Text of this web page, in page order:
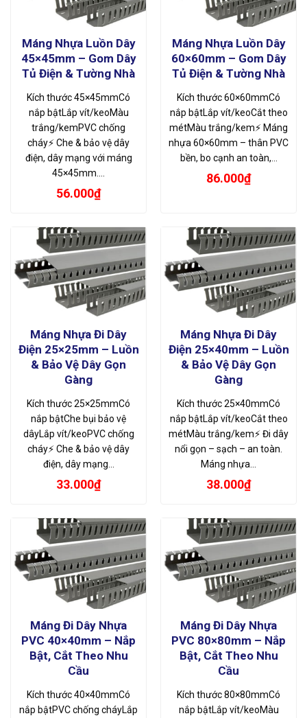
Máng Nhựa Luồn Dây
45×45mm – Gom Dây
Tủ Điện & Tường Nhà
Kích thước 45×45mmCó
nắp bậtLắp vít/keoMàu
trắng/kemPVC chống
cháy⚡ Che & bảo vệ dây
điện, dây mạng với máng
45×45mm.…
56.000₫
Máng Nhựa Luồn Dây
60×60mm – Gom Dây
Tủ Điện & Tường Nhà
Kích thước 60×60mmCó
nắp bậtLắp vít/keoCắt theo
métMàu trắng/kem⚡ Máng
nhựa 60×60mm – thân PVC
bền, bo cạnh an toàn,…
86.000₫
Máng Nhựa Đi Dây
Điện 25×25mm – Luồn
& Bảo Vệ Dây Gọn
Gàng
Kích thước 25×25mmCó
nắp bậtChe bụi bảo vệ
dâyLắp vít/keoPVC chống
cháy⚡ Che & bảo vệ dây
điện, dây mạng…
33.000₫
Máng Nhựa Đi Dây
Điện 25×40mm – Luồn
& Bảo Vệ Dây Gọn
Gàng
Kích thước 25×40mmCó
nắp bậtLắp vít/keoCắt theo
métMàu trắng/kem⚡ Đi dây
nổi gọn – sạch – an toàn.
Máng nhựa…
38.000₫
Máng Đi Dây Nhựa
PVC 40×40mm – Nắp
Bật, Cắt Theo Nhu
Cầu
Kích thước 40×40mmCó
nắp bậtPVC chống cháyLắp
Máng Đi Dây Nhựa
PVC 80×80mm – Nắp
Bật, Cắt Theo Nhu
Cầu
Kích thước 80×80mmCó
nắp bậtLắp vít/keoMàu